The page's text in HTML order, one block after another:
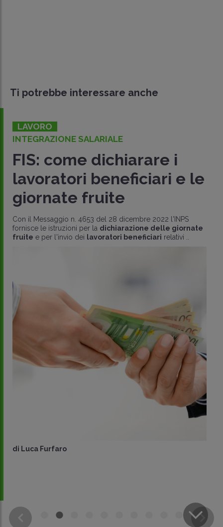
CONDIVIDI
Ti potrebbe interessare anche
LAVORO
INTEGRAZIONE SALARIALE
FIS: come dichiarare i
lavoratori beneficiari e le
giornate fruite
Con il Messaggio n. 4653 del 28 dicembre 2022 l'INPS
fornisce le istruzioni per la dichiarazione delle giornate
fruite e per l'invio dei lavoratori beneficiari relativi ..
di Luca Furfaro